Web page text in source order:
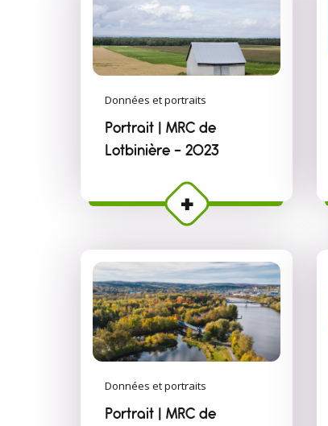
Données et portraits
Portrait | MRC de
Lotbinière - 2023
Données et portraits
Portrait | MRC de